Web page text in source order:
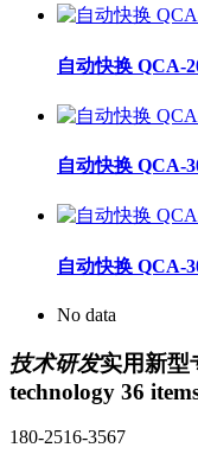
自动快换 QCA-
自动快换 QCA-
自动快换 QCA-
No data
技术研发实用新型
technology 36
180-2516-3567